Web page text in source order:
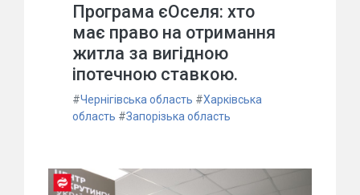
Програма єОселя: хто
має право на отримання
житла за вигідною
іпотечною ставкою.
#Чернігівська область #Харківська
область #Запорізька область